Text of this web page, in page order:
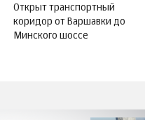
Открыт транспортный
коридор от Варшавки до
Минского шоссе